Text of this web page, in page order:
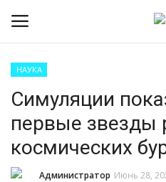
Главная
ПРИЁМНАЯ КАМПАНИЯ 2026
НАУКА
Симуляции
первые звезды
космических
Администратор Июнь 28,